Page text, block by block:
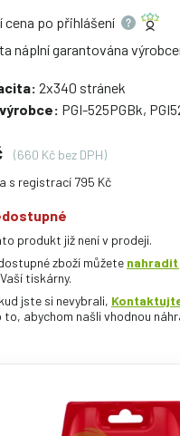
cena po přihlášení
náplní garantována
2x340 stránek
PGI-525PGBk,
(660 Kč bez DPH)
s registrací 795 Kč
produkt již není v prodeji.
zboží můžete nahradit
tiskárny.
jste si nevybrali,
to, abychom našli vhodnou